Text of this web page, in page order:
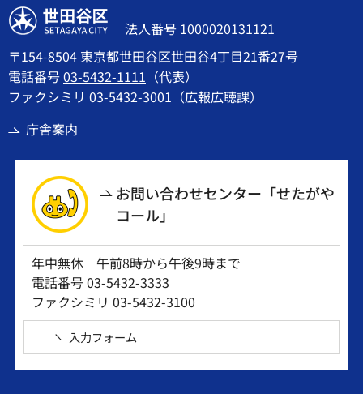
世田谷区
法人番号 1000020131121
〒154-8504 東京都世田谷区世田谷4丁目21番27号
電話番号03-5432-1111 （代表）
ファクシミリ 03-5432-3001（広報広聴課）
庁舎案内
お問い合わせセンター「せたがや
コール」
年中無休 午前8時から午後9時まで
電話番号03-5432-3333
ファクシミリ 03-5432-3100
入力フォーム